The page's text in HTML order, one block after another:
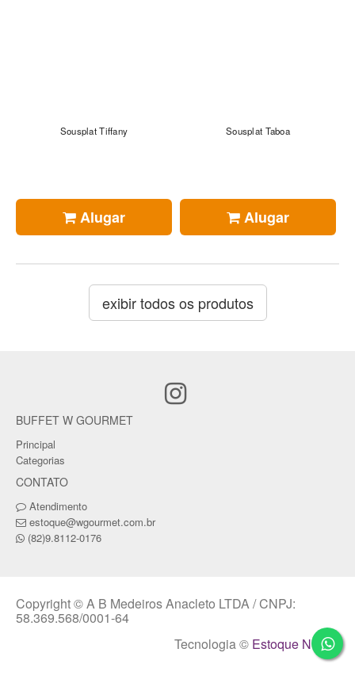
Sousplat Tiffany
Alugar
Sousplat Taboa
Alugar
exibir todos os produtos
BUFFET W GOURMET
Principal
Categorias
CONTATO
Atendimento
estoque@wgourmet.com.br
(82)9.8112-0176
Copyright © A B Medeiros Anacleto LTDA / CNPJ:
58.369.568/0001-64
Tecnologia © Estoque NOW.